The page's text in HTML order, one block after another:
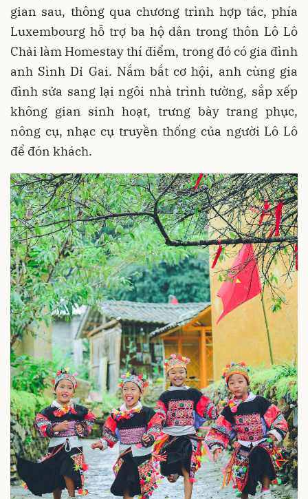
gian sau, thông qua chương trình hợp tác, phía
Luxembourg hỗ trợ ba hộ dân trong thôn Lô Lô
Chải làm Homestay thí điểm, trong đó có gia đình
anh Sình Dỉ Gai. Nắm bắt cơ hội, anh cùng gia
đình sửa sang lại ngôi nhà trình tường, sắp xếp
không gian sinh hoạt, trưng bày trang phục,
nông cụ, nhạc cụ truyền thống của người Lô Lô
để đón khách.